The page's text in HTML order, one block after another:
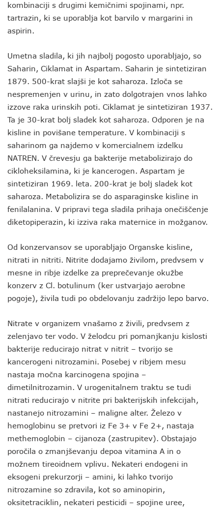
kombinaciji s drugimi kemičnimi spojinami, npr.
tartrazin, ki se uporablja kot barvilo v margarini in
aspirin.
Umetna sladila, ki jih najbolj pogosto uporabljajo, so
Saharin, Ciklamat in Aspartam. Saharin je sintetiziran
1879. 500-krat slajši je kot saharoza. Izloča se
nespremenjen v urinu, in zato dolgotrajen vnos lahko
izzove raka urinskih poti. Ciklamat je sintetiziran 1937.
Ta je 30-krat bolj sladek kot saharoza. Odporen je na
kisline in povišane temperature. V kombinaciji s
saharinom ga najdemo v komercialnem izdelku
NATREN. V črevesju ga bakterije metabolizirajo do
cikloheksilamina, ki je kancerogen. Aspartam je
sintetiziran 1969. leta. 200-krat je bolj sladek kot
saharoza. Metabolizira se do asparaginske kisline in
fenilalanina. V pripravi tega sladila prihaja onečiščenje
diketopiperazin, ki izziva raka maternice in možganov.
Od konzervansov se uporabljajo Organske kisline,
nitrati in nitriti. Nitrite dodajamo živilom, predvsem v
mesne in ribje izdelke za preprečevanje okužbe
konzerv z Cl. botulinum (ker ustvarjajo aerobne
pogoje), živila tudi po obdelovanju zadržijo lepo barvo.
Nitrate v organizem vnašamo z živili, predvsem z
zelenjavo ter vodo. V želodcu pri pomanjkanju kislosti
bakterije reducirajo nitrat v nitrit – tvorijo se
kancerogeni nitrozamini. Posebej v ribjem mesu
nastaja močna karcinogena spojina –
dimetilnitrozamin. V urogenitalnem traktu se tudi
nitrati reducirajo v nitrite pri bakterijskih infekcijah,
nastanejo nitrozamini – maligne alter. Železo v
hemoglobinu se pretvori iz Fe 3+ v Fe 2+, nastaja
methemoglobin – cijanoza (zastrupitev). Obstajajo
poročila o zmanjševanju depoa vitamina A in o
možnem tireoidnem vplivu. Nekateri endogeni in
eksogeni prekurzorji – amini, ki lahko tvorijo
nitrozamine so zdravila, kot so aminopirin,
oksitetraciklin, nekateri pesticidi – spojine uree,